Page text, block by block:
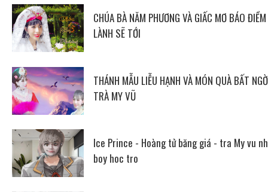
CHÚA BÀ NĂM PHƯƠNG VÀ GIẤC MƠ BÁO ĐIỀM
LÀNH SẼ TỚI
THÁNH MẪU LIỄU HẠNH VÀ MÓN QUÀ BẤT
TRÀ MY VŨ
Ice Prince - Hoàng tử băng giá - tra My vu
boy hoc tro